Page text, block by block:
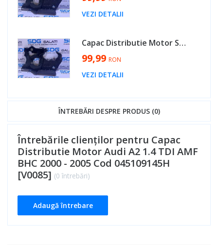
VEZI DETALII
Capac Distributie Motor Seat Altea 2.0 TDI BMM 2003 - 2010 Cod 045109145H [V0085]
99,99 RON
VEZI DETALII
ÎNTREBĂRI DESPRE PRODUS (0)
Întrebările clienților pentru Capac
Distributie Motor Audi A2 1.4 TDI AMF
BHC 2000 - 2005 Cod 045109145H
[V0085] (0 întrebări)
Adaugă întrebare